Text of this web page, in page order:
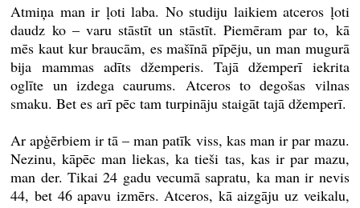
Atmiņa man ir ļoti laba. No studiju laikiem atceros ļoti
daudz ko – varu stāstīt un stāstīt. Piemēram par to, kā
mēs kaut kur braucām, es mašīnā pīpēju, un man mugurā
bija mammas adīts džemperis. Tajā džemperī iekrita
oglīte un izdega caurums. Atceros to degošas vilnas
smaku. Bet es arī pēc tam turpināju staigāt tajā džemperī.
Ar apģērbiem ir tā – man patīk viss, kas man ir par mazu.
Nezinu, kāpēc man liekas, ka tieši tas, kas ir par mazu,
man der. Tikai 24 gadu vecumā sapratu, ka man ir nevis
44, bet 46 apavu izmērs. Atceros, kā aizgāju uz veikalu,